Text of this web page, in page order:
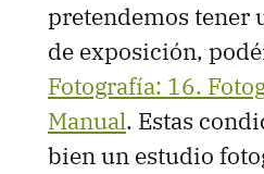
pretendemos tener
de exposición,
Fotografía: 16.
Manual. Estas
bien un estudio